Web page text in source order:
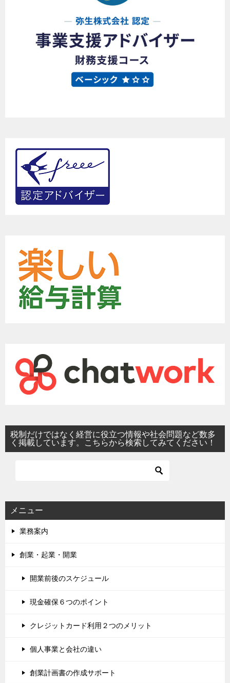
税制だけではなく経営に役立つ情報や社会問題など数多
く掲載しています。こちらから検索してみてください！
メニュー
業務案内
創業・起業・開業
開業前後のスケジュール
現金確保６つのポイント
クレジットカード利用２つのメリット
個人事業と会社の違い
創業計画書の作成サポート